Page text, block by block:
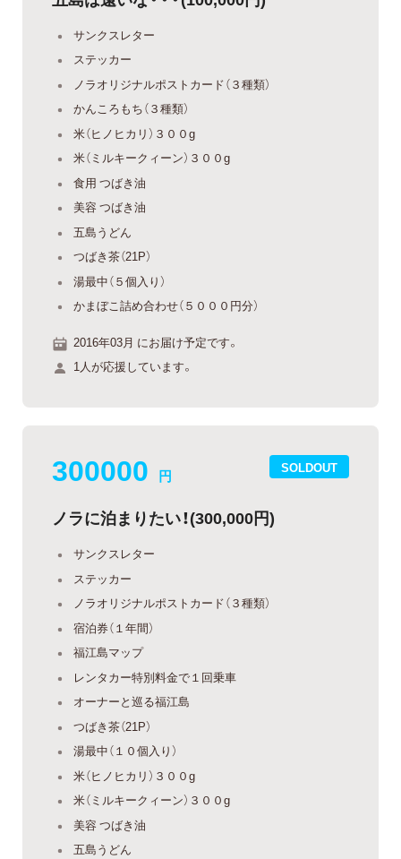
サンクスレター
ステッカー
ノラオリジナルポストカード（３種類）
かんころもち（３種類）
米（ヒノヒカリ）３００g
米（ミルキークィーン）３００g
食用 つばき油
美容 つばき油
五島うどん
つばき茶（21P）
湯最中（５個入り）
かまぼこ詰め合わせ（５０００円分）
2016年03月 にお届け予定です。
1人が応援しています。
SOLDOUT
300000 円
ノラに泊まりたい！(300,000円)
サンクスレター
ステッカー
ノラオリジナルポストカード（３種類）
宿泊券（１年間）
福江島マップ
レンタカー特別料金で１回乗車
オーナーと巡る福江島
つばき茶（21P）
湯最中（１０個入り）
米（ヒノヒカリ）３００g
米（ミルキークィーン）３００g
美容 つばき油
五島うどん